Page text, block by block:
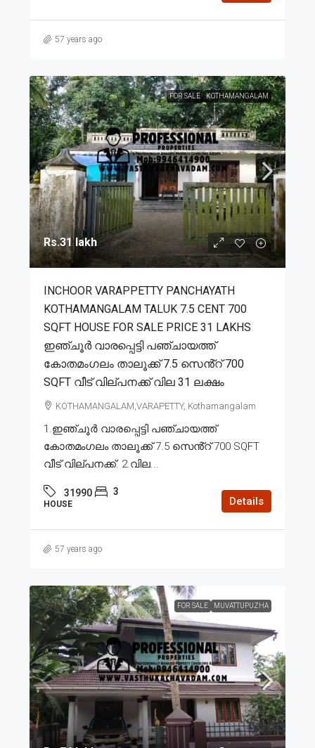
57 years ago
FOR SALE KOTHAMANGALAM
Rs.31 lakh
INCHOOR VARAPPETTY PANCHAYATH
KOTHAMANGALAM TALUK 7.5 CENT 700
SQFT HOUSE FOR SALE PRICE 31 LAKHS
ഇഞ്ചൂർ വാരപ്പെട്ടി പഞ്ചായത്ത്
കോതമംഗലം താലൂക്ക് 7.5 സെൻ്റ് 700
SQFT വീട് വില്പനക്ക് വില 31 ലക്ഷം
KOTHAMANGALAM,VARAPETTY, Kothamangalam
1.ഇഞ്ചൂർ വാരപ്പെട്ടി പഞ്ചായത്ത്
കോതമംഗലം താലൂക്ക് 7.5 സെൻ്റ് 700 SQFT
വീട് വില്പനക്ക്. 2.വില...
31990 3
HOUSE Details
57 years ago
FOR SALE MUVATTUPUZHA